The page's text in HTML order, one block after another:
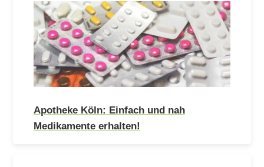
Apotheke Köln: Einfach und nah
Medikamente erhalten!